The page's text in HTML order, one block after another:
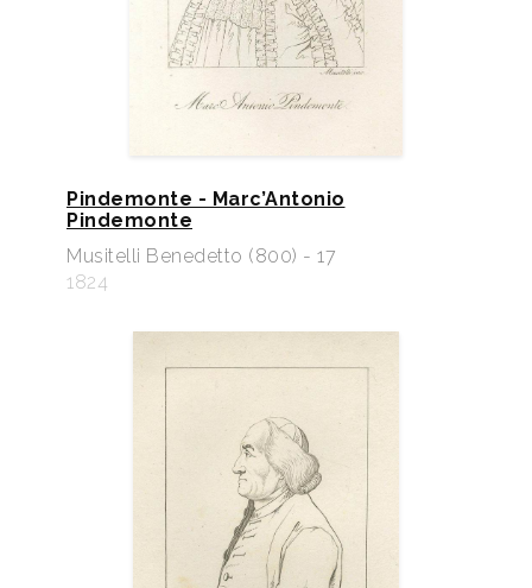
Pindemonte - Marc’Antonio
Pindemonte
Musitelli Benedetto (800) - 17
1824